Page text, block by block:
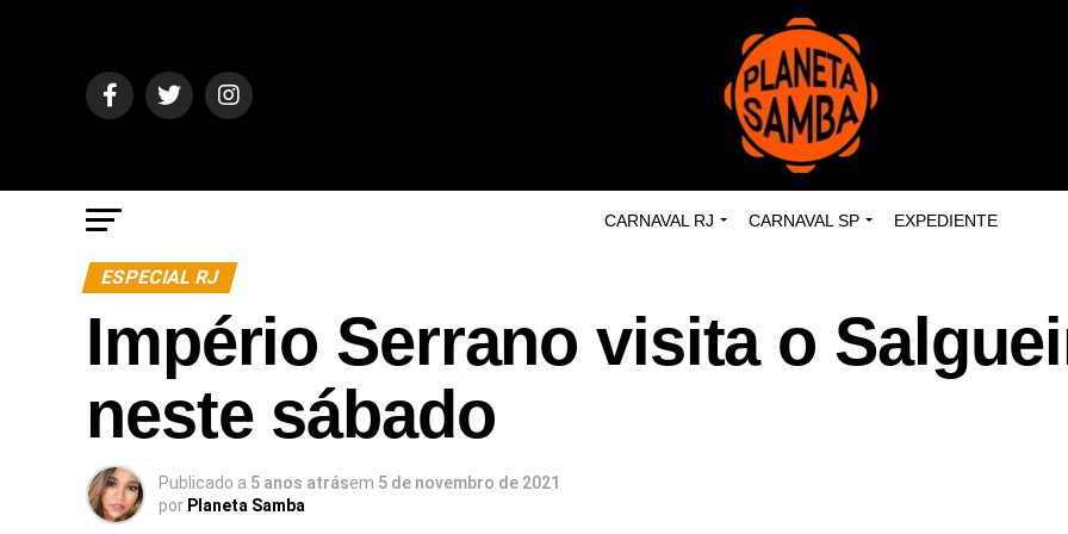
CARNAVAL RJ CARNAVAL SP EXPEDIENTE
ESPECIAL RJ
Império Serrano visita o
neste sábado
Publicado a 5 anos atrásem 5 de novembro de 2021
por Planeta Samba